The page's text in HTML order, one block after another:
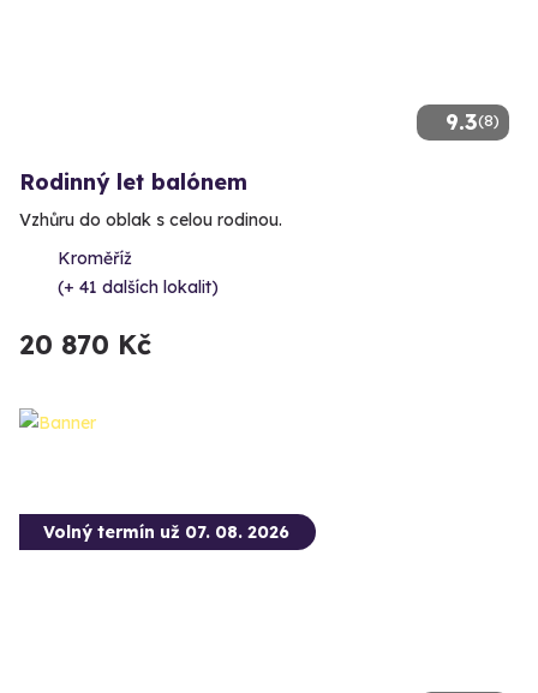
9.3(8)
Rodinný let balónem
Vzhůru do oblak s celou rodinou.
Kroměříž
(+ 41 dalších lokalit)
20 870 Kč
Volný termín už 07. 08. 2026